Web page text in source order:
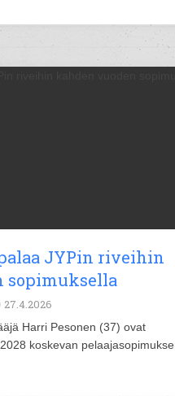
JYPin riveihin
sopimuksella
27.4.2026
Harri Pesonen (37) ovat
koskevan